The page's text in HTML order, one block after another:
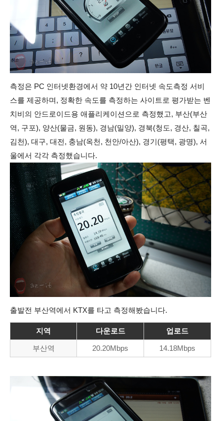
측정은 PC 인터넷환경에서 약 10년간 인터넷 속도측정 서비
스를 제공하며, 정확한 속도를 측정하는 사이트로 평가받는 벤
치비의 안드로이드용 애플리케이션으로 측정했고, 부산(부산
역, 구포), 양산(물금, 원동), 경남(밀양), 경북(청도, 경산, 칠곡,
김천), 대구, 대전, 충남(옥천, 천안/아산), 경기(평택, 광명), 서
울에서 각각 측정했습니다.
출발전 부산역에서 KTX를 타고 측정해봤습니다.
지역 다운로드 업로드
부산역 20.20Mbps 14.18Mbps